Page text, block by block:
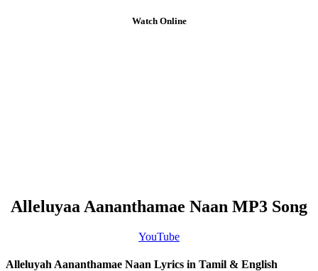
Watch Online
Alleluyaa Aananthamae Naan MP3 Song
YouTube
Alleluyah Aananthamae Naan Lyrics in Tamil & English